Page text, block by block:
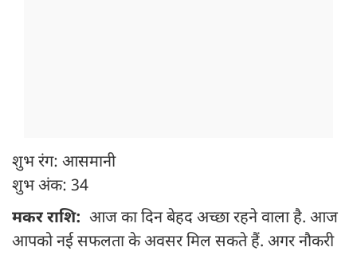
शुभ रंग: आसमानी
शुभ अंक: 34
मकर राशि: आज का दिन बेहद अच्छा रहने वाला है. आज
आपको नई सफलता के अवसर मिल सकते हैं. अगर नौकरी